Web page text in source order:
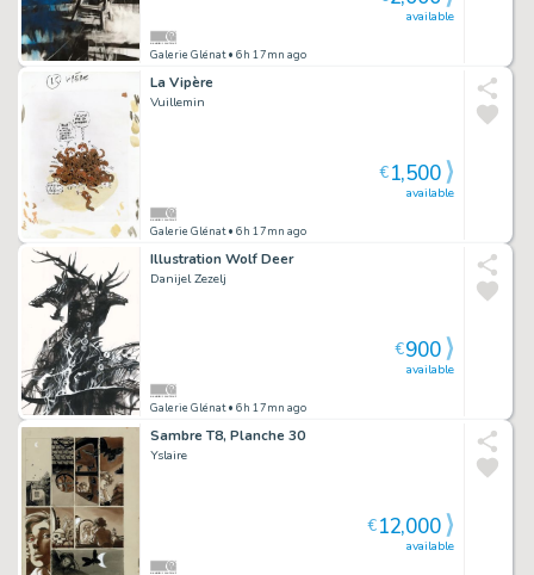
Galerie Glénat• 6h 17mn ago
available
La Vipère
Vuillemin
Galerie Glénat• 6h 17mn ago
available
€1,500
Illustration Wolf Deer
Danijel Zezelj
Galerie Glénat• 6h 17mn ago
available
€900
Sambre T8, Planche 30
Yslaire
available
€12,000